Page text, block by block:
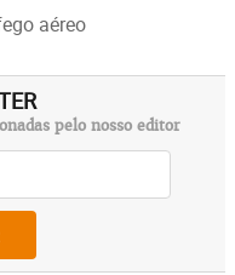
aéreo
pelo nosso editor